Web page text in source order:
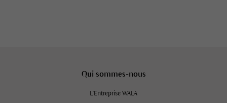
Qui sommes-nous
L'Entreprise WALA